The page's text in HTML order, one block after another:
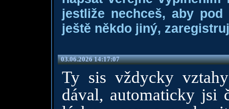
jestliže nechceš, aby
ještě někdo jiný,
03.06.2026 14:17:07
Ty sis vždycky
dával, automaticky jsi